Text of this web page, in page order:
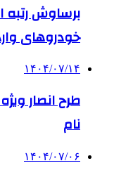
برساوش رتبه
خودروهای
۱۴۰۴/۰۷/۱۴
نام
۱۴۰۴/۰۷/۰۶